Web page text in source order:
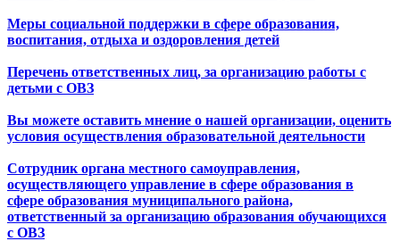
Меры социальной поддержки в сфере образования,
воспитания, отдыха и оздоровления детей
Перечень ответственных лиц, за организацию работы с
детьми с ОВЗ
Вы можете оставить мнение о нашей организации, оценить
условия осуществления образовательной деятельности
Сотрудник органа местного самоуправления,
осуществляющего управление в сфере образования в
сфере образования муниципального района,
ответственный за организацию образования обучающихся
с ОВЗ